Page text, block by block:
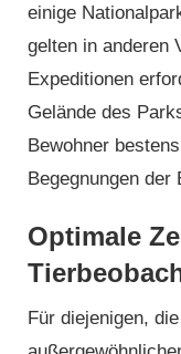
einige
gelten in anderen
Expeditionen
Gelände des
Bewohner
Begegnungen der
Optimale
Für diejenigen,